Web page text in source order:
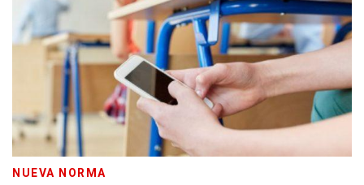
NUEVA NORMA